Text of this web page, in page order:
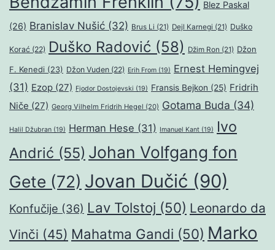
Blez Paskal
(26) Branislav Nušić (32) Brus Li (21) Dejl Karnegi (21) Duško
Korać (22) Duško Radović (58) Džim Ron (21) Džon
F. Kenedi (23) Džon Vuden (22) Erih From (19) Ernest Hemingvej
(31) Ezop (27) Fjodor Dostojevski (19) Fransis Bejkon (25) Fridrih
Niče (27) Georg Vilhelm Fridrih Hegel (20) Gotama Buda (34)
Halil Džubran (19) Herman Hese (31) Imanuel Kant (19)
Ivo
Andrić (55) Johan Volfgang fon
Gete (72) Jovan Dučić (90)
Konfučije (36) Lav Tolstoj (50) Leonardo da
Vinči (45) Mahatma Gandi (50) Marko